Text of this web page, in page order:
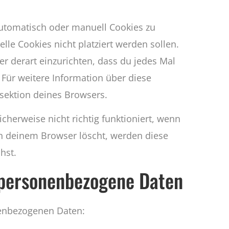
oder manuell Cookies zu
Cookies nicht platziert werden sollen.
derart einzurichten, dass du jedes Mal
weitere Information über diese
deines Browsers.
nicht richtig funktioniert, wenn
deinem Browser löscht, werden diese
Daten
Daten: